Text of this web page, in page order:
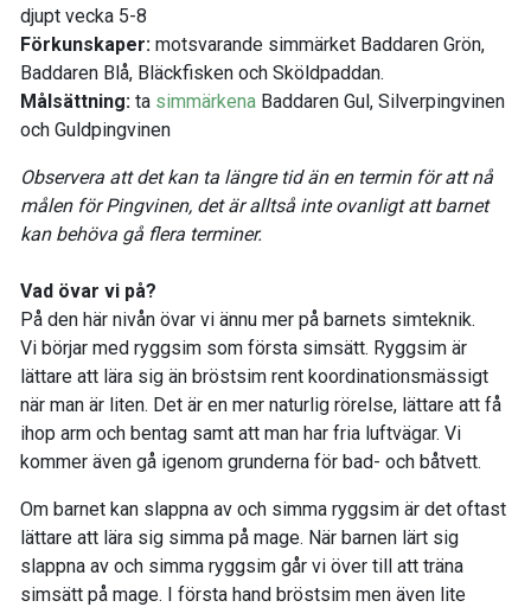
djupt vecka 5-8
Förkunskaper: motsvarande simmärket Baddaren Grön,
Baddaren Blå, Bläckfisken och Sköldpaddan.
Målsättning: ta simmärkena Baddaren Gul, Silverpingvinen
och Guldpingvinen
Observera att det kan ta längre tid än en termin för att nå
målen för Pingvinen, det är alltså inte ovanligt att barnet
kan behöva gå flera terminer.
Vad övar vi på?
På den här nivån övar vi ännu mer på barnets simteknik.
Vi börjar med ryggsim som första simsätt. Ryggsim är
lättare att lära sig än bröstsim rent koordinationsmässigt
när man är liten. Det är en mer naturlig rörelse, lättare att få
ihop arm och bentag samt att man har fria luftvägar. Vi
kommer även gå igenom grunderna för bad- och båtvett.
Om barnet kan slappna av och simma ryggsim är det oftast
lättare att lära sig simma på mage. När barnen lärt sig
slappna av och simma ryggsim går vi över till att träna
simsätt på mage. I första hand bröstsim men även lite